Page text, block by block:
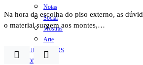
Notas
Social
Mostras
Arte
QUEM SOMOS
CONTATO
Na hora da escolha do piso externo, as
o material surgem aos montes,…